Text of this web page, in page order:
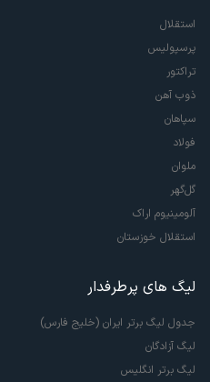
استقلال
پرسپولیس
تراکتور
ذوب آهن
سپاهان
فولاد
ملوان
گل‌گهر
آلومینیوم اراک
استقلال خوزستان
لیگ های پرطرفدار
جدول لیگ برتر ایران (خلیج فارس)
لیگ آزادگان
لیگ برتر انگلیس